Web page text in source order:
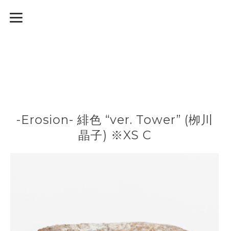
-Erosion- 緋色 “ver. Tower” (栁川
晶子) ※XS C